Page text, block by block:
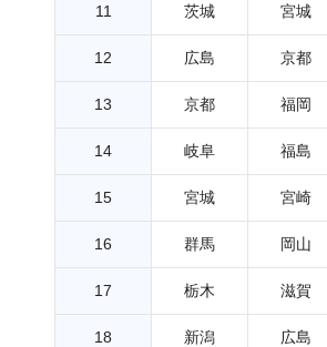
11 茨城 宮城
12 広島 京都
13 京都 福岡
14 岐阜 福島
15 宮城 宮崎
16 群馬 岡山
17 栃木 滋賀
18 新潟 広島